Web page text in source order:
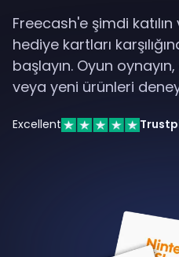
Freecash'e şimdi
hediye kartları
başlayın. Oyun
veya yeni ürünleri
Excellent